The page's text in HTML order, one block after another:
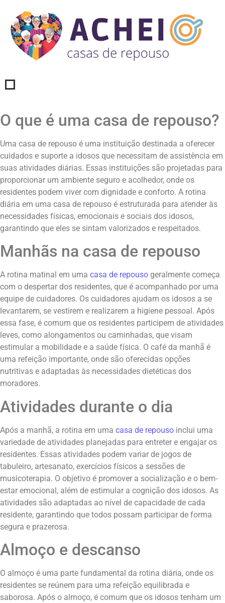
O que é uma casa de repouso?
Uma casa de repouso é uma instituição destinada a oferecer
cuidados e suporte a idosos que necessitam de assistência em
suas atividades diárias. Essas instituições são projetadas para
proporcionar um ambiente seguro e acolhedor, onde os
residentes podem viver com dignidade e conforto. A rotina
diária em uma casa de repouso é estruturada para atender às
necessidades físicas, emocionais e sociais dos idosos,
garantindo que eles se sintam valorizados e respeitados.
Manhãs na casa de repouso
A rotina matinal em uma casa de repouso geralmente começa
com o despertar dos residentes, que é acompanhado por uma
equipe de cuidadores. Os cuidadores ajudam os idosos a se
levantarem, se vestirem e realizarem a higiene pessoal. Após
essa fase, é comum que os residentes participem de atividades
leves, como alongamentos ou caminhadas, que visam
estimular a mobilidade e a saúde física. O café da manhã é
uma refeição importante, onde são oferecidas opções
nutritivas e adaptadas às necessidades dietéticas dos
moradores.
Atividades durante o dia
Após a manhã, a rotina em uma casa de repouso inclui uma
variedade de atividades planejadas para entreter e engajar os
residentes. Essas atividades podem variar de jogos de
tabuleiro, artesanato, exercícios físicos a sessões de
musicoterapia. O objetivo é promover a socialização e o bem-
estar emocional, além de estimular a cognição dos idosos. As
atividades são adaptadas ao nível de capacidade de cada
residente, garantindo que todos possam participar de forma
segura e prazerosa.
Almoço e descanso
O almoço é uma parte fundamental da rotina diária, onde os
residentes se reúnem para uma refeição equilibrada e
saborosa. Após o almoço, é comum que os idosos tenham um